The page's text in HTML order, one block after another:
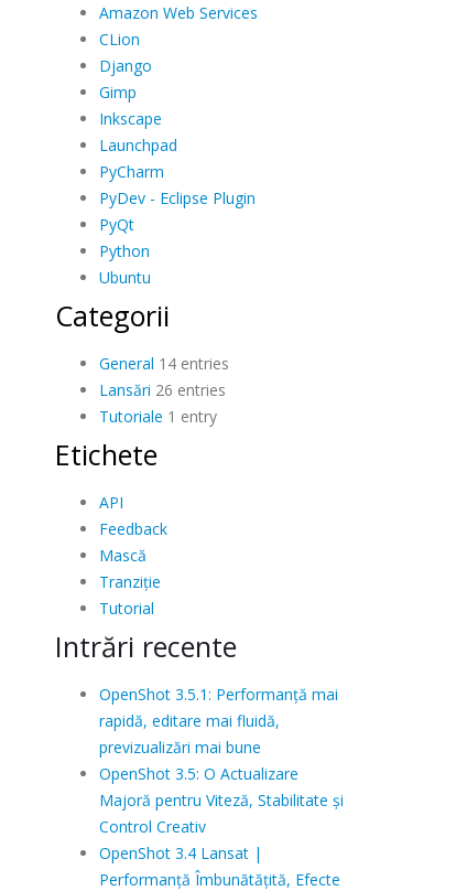
Amazon Web Services
CLion
Django
Gimp
Inkscape
Launchpad
PyCharm
PyDev - Eclipse Plugin
PyQt
Python
Ubuntu
Categorii
General 14 entries
Lansări 26 entries
Tutoriale 1 entry
Etichete
API
Feedback
Mască
Tranziție
Tutorial
Intrări recente
OpenShot 3.5.1: Performanță mai
rapidă, editare mai fluidă,
previzualizări mai bune
OpenShot 3.5: O Actualizare
Majoră pentru Viteză, Stabilitate și
Control Creativ
OpenShot 3.4 Lansat |
Performanță Îmbunătățită, Efecte